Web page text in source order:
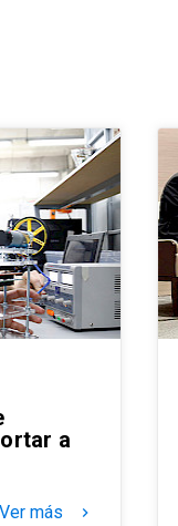
a
Ver más keyboard_arrow_right